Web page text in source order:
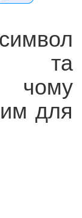
та
чому
для